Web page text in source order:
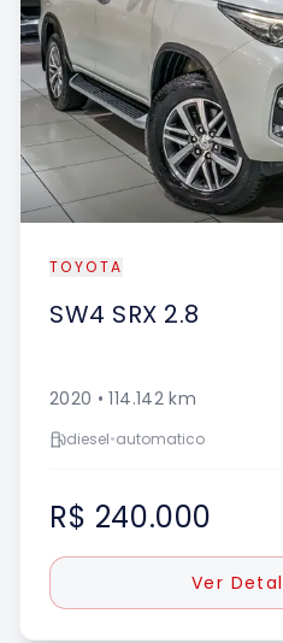
TOYOTA
SW4 SRX 2.8
2020 •114.142km
diesel•automatico
R$ 240.000
Ver